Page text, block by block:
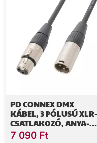
PD CONNEX DMX
KÁBEL, 3 PÓLUSÚ XLR-
CSATLAKOZÓ, ANYA-
APA, 120 OHM, 3 M
7 090 Ft